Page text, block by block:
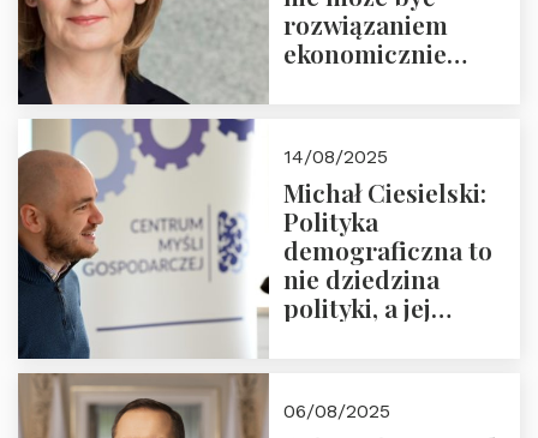
rozwiązaniem
ekonomicznie
14/08/2025
Michał Ciesielski:
Polityka
demograficzna to
nie dziedzina
polityki, a jej
06/08/2025